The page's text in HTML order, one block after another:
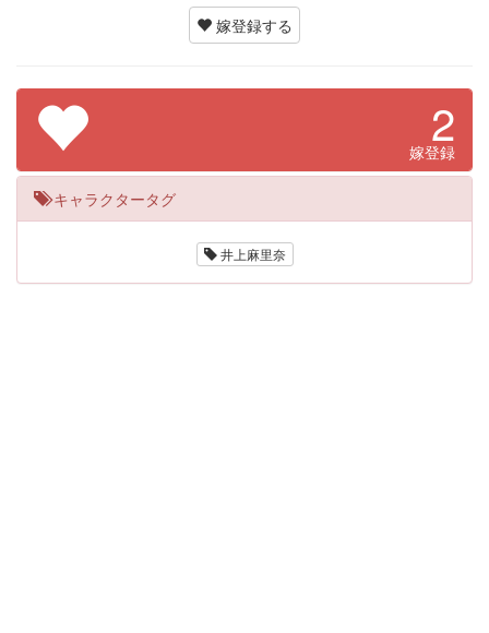
嫁登録する
2
嫁登録
キャラクタータグ
井上麻里奈